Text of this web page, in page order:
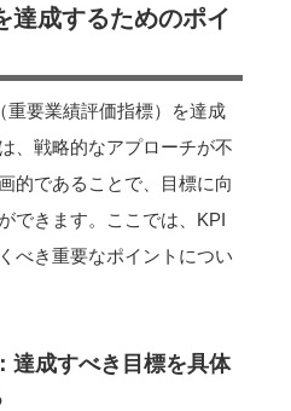
達成するためのポイ
重要業績評価指標）を達成
、戦略的なアプローチが不
的であることで、目標に向
できます。ここでは、KPI
べき重要なポイントについ
達成すべき目標を具体